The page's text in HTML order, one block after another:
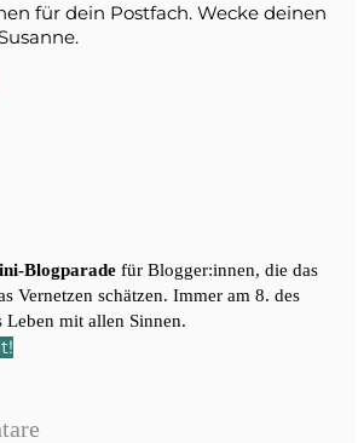
für dein Postfach. Wecke deinen
Blogparade für Blogger:innen, die das
Vernetzen schätzen. Immer am 8. des
mit allen Sinnen.